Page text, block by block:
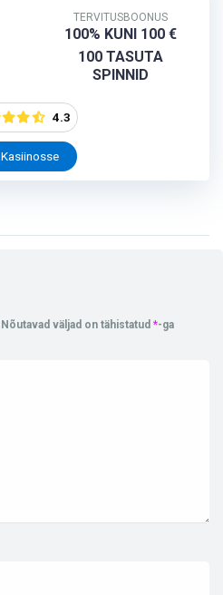
TERVITUSBOONUS
100% KUNI 100 €
100 TASUTA
SPINNID
4.3
Kasiinosse
Nõutavad väljad on tähistatud *-ga